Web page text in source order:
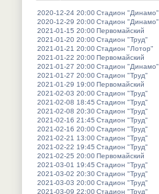
2020-12-24 20:00Стадион "Динамо"
2020-12-29 20:00Стадион "Динамо"
2021-01-15 20:00Первомайский
2021-01-20 20:00Стадион "Труд"
2021-01-21 20:00Стадион "Лотор"
2021-01-22 20:00Первомайский
2021-01-27 20:00Стадион "Динамо"
2021-01-27 20:00Стадион "Труд"
2021-01-29 19:00Первомайский
2021-02-03 20:00Стадион "Труд"
2021-02-08 18:45 Стадион "Труд"
2021-02-08 20:30Стадион "Труд"
2021-02-16 21:45 Стадион "Труд"
2021-02-16 20:00Стадион "Труд"
2021-02-21 13:00Стадион "Труд"
2021-02-22 19:45 Стадион "Труд"
2021-02-25 20:00Первомайский
2021-03-01 19:45 Стадион "Труд"
2021-03-02 20:30Стадион "Труд"
2021-03-03 20:00Стадион "Труд"
2021-03-09 22:00Стадион "Труд"